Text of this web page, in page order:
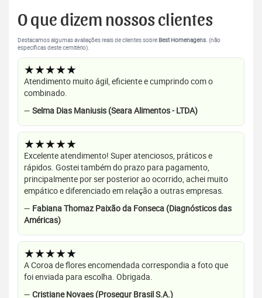
O que dizem nossos clientes
Destacamos algumas avaliações reais de clientes sobre Best Homenagens. (não
específicas deste cemitério).
★★★★★
Atendimento muito ágil, eficiente e cumprindo com o
combinado.
— Selma Dias Maniusis (Seara Alimentos - LTDA)
★★★★★
Excelente atendimento! Super atenciosos, práticos e
rápidos. Gostei também do prazo para pagamento,
principalmente por ser posterior ao ocorrido, achei muito
empático e diferenciado em relação a outras empresas.
— Fabiana Thomaz Paixão da Fonseca (Diagnósticos das
Américas)
★★★★★
A Coroa de flores encomendada correspondia a foto que
foi enviada para escolha. Obrigada.
— Cristiane Novaes (Prosegur Brasil S.A.)